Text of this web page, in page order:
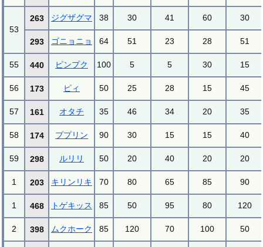
53
263 ジグザグマ 38 30 41 60 30
293 ゴニョニョ 64 51 23 28 51
55 440 ピンプク 100 5 5 30 15
56 173 ピィ 50 25 28 15 45
57 161 オタチ 35 46 34 20 35
58 174 ププリン 90 30 15 15 40
59 298 ルリリ 50 20 40 20 20
1 203 キリンリキ 70 80 65 85 90
1 468 トゲキッス 85 50 95 80 120
2 398 ムクホーク 85 120 70 100 50